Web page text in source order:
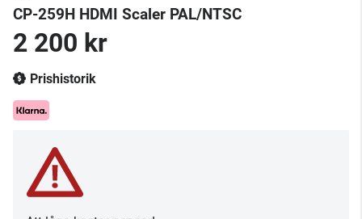
CP-259H HDMI Scaler PAL/NTSC
2 200 kr
Prishistorik